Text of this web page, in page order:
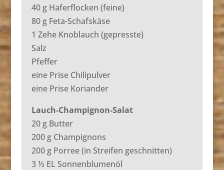
40 g Haferflocken (feine)
80 g Feta-Schafskäse
1 Zehe Knoblauch (gepresste)
Salz
Pfeffer
eine Prise Chilipulver
eine Prise Koriander
Lauch-Champignon-Salat
20 g Butter
200 g Champignons
200 g Porree (in Streifen geschnitten)
3 ½ EL Sonnenblumenöl